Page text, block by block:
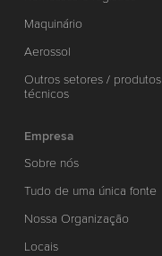
Maquinário
Aerossol
Outros setores / produtos
técnicos
Empresa
Sobre nós
Tudo de uma única fonte
Nossa Organização
Locais